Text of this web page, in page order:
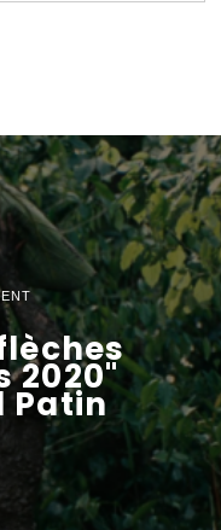
flèches
2020"
Patin